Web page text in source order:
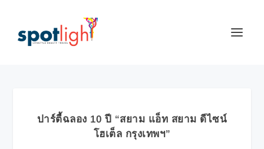
ปาร์ตี้ฉลอง 10 ปี “สยาม แอ็ท สยาม ดีไซน์
โฮเต็ล กรุงเทพฯ”